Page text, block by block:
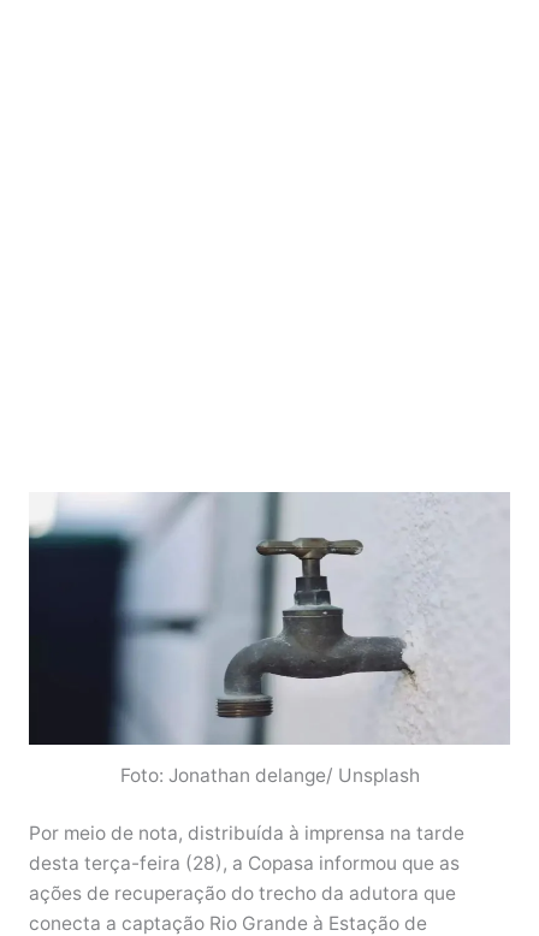
Foto: Jonathan delange/ Unsplash
Por meio de nota, distribuída à imprensa na tarde
desta terça-feira (28), a Copasa informou que as
ações de recuperação do trecho da adutora que
conecta a captação Rio Grande à Estação de